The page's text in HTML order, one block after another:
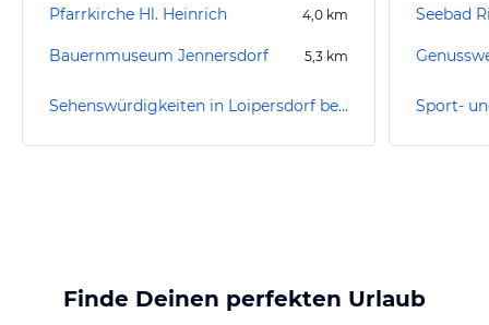
Pfarrkirche Hl. Heinrich 4,0 km
Bauernmuseum Jennersdorf 5,3 km
Sehenswürdigkeiten in Loipersdorf bei Fürstenfeld
Seebad
Finde Deinen perfekten Urlaub